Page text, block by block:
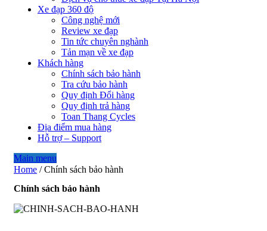
Xe đạp 360 độ
Công nghệ mới
Review xe đạp
Tin tức chuyên nghành
Tản mạn về xe đạp
Khách hàng
Chính sách bảo hành
Tra cứu bảo hành
Quy định Đổi hàng
Quy định trả hàng
Toan Thang Cycles
Địa điểm mua hàng
Hỗ trợ – Support
Main menu
Home / Chính sách bảo hành
Chính sách bảo hành